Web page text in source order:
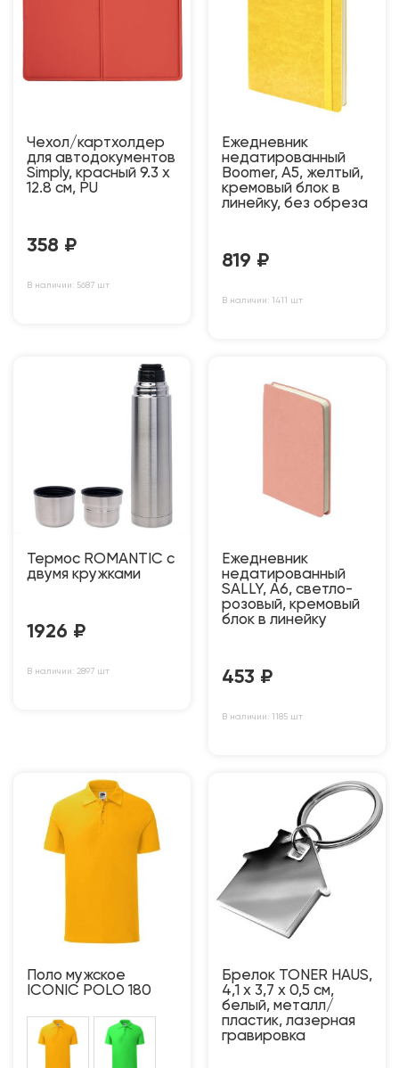
Чехол/картхолдер
для автодокументов
Simply, красный 9.3 х
12.8 см, PU
358 ₽
В наличии: 5687 шт
Ежедневник
недатированный
Boomer, А5, желтый,
кремовый блок в
линейку, без обреза
819 ₽
В наличии: 1411 шт
Термос ROMANTIC с
двумя кружками
1926 ₽
В наличии: 2897 шт
Ежедневник
недатированный
SALLY, A6, светло-
розовый, кремовый
блок в линейку
453 ₽
В наличии: 1185 шт
Поло мужское
ICONIC POLO 180
Брелок TONER HAUS,
4,1 x 3,7 x 0,5 см,
белый, металл/
пластик, лазерная
гравировка